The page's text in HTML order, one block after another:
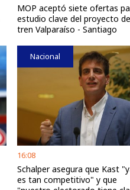
MOP aceptó siete ofertas
estudio clave del proyecto
tren Valparaíso - Santiago
Nacional
16:08
Schalper asegura que Kast
es tan competitivo" y que